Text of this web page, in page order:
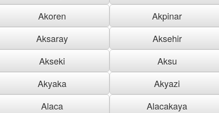
Akoren
Akpinar
Aksaray
Aksehir
Akseki
Aksu
Akyaka
Akyazi
Alaca
Alacakaya